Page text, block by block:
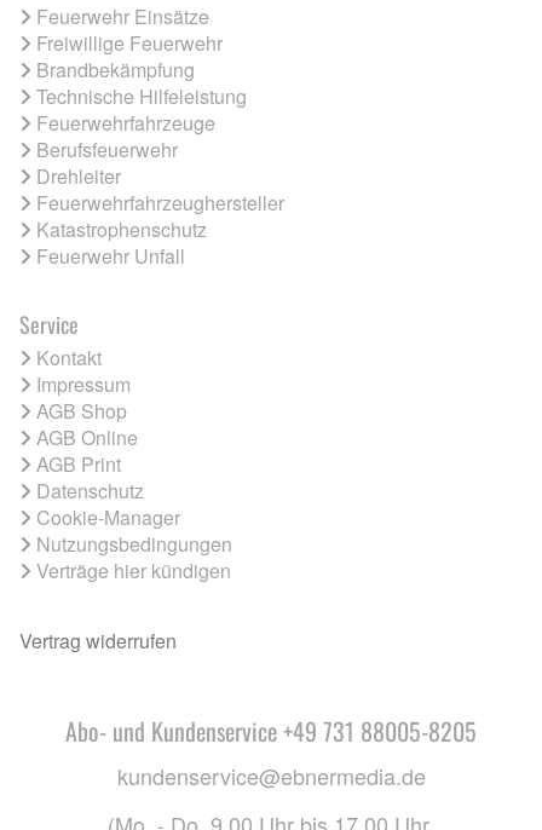
Feuerwehr Einsätze
Freiwillige Feuerwehr
Brandbekämpfung
Technische Hilfeleistung
Feuerwehrfahrzeuge
Berufsfeuerwehr
Drehleiter
Feuerwehrfahrzeughersteller
Katastrophenschutz
Feuerwehr Unfall
Service
Kontakt
Impressum
AGB Shop
AGB Online
AGB Print
Datenschutz
Cookie-Manager
Nutzungsbedingungen
Verträge hier kündigen
Vertrag widerrufen
Abo- und Kundenservice +49 731 88005-8205
kundenservice@ebnermedia.de
(Mo. - Do. 9.00 Uhr bis 17.00 Uhr,